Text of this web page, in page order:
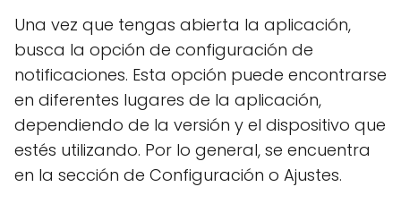
Una vez que tengas abierta la aplicación,
busca la opción de configuración de
notificaciones. Esta opción puede encontrarse
en diferentes lugares de la aplicación,
dependiendo de la versión y el dispositivo que
estés utilizando. Por lo general, se encuentra
en la sección de Configuración o Ajustes.